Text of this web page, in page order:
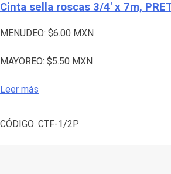
Cinta sella roscas 3/4′ x 7m,
MENUDEO: $6.00 MXN
MAYOREO: $5.50 MXN
Leer más
CÓDIGO: CTF-1/2P